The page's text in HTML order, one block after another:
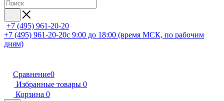
+7 (495) 961-20-20
+7 (495) 961-20-20с 9:00 до 18:00 (время МСК, по рабочим
дням)
Сравнение0
Избранные товары 0
Корзина 0